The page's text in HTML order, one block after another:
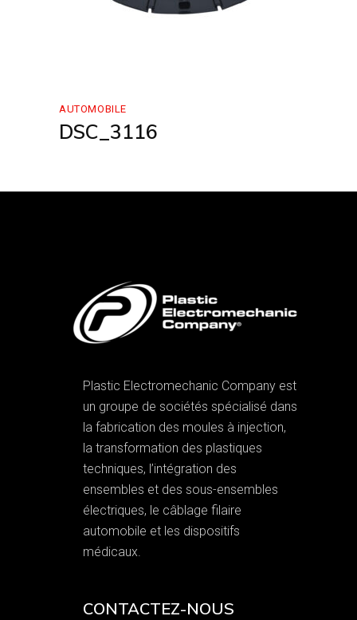
AUTOMOBILE
DSC_3116
Plastic Electromechanic Company est
un groupe de sociétés spécialisé dans
la fabrication des moules à injection,
la transformation des plastiques
techniques, l’intégration des
ensembles et des sous-ensembles
électriques, le câblage filaire
automobile et les dispositifs
médicaux.
CONTACTEZ-NOUS